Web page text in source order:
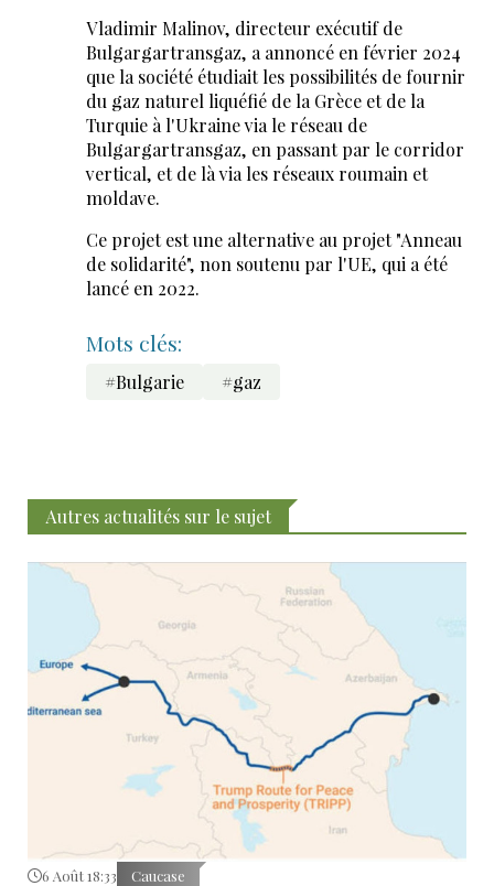
Vladimir Malinov, directeur exécutif de
Bulgargartransgaz, a annoncé en février 2024
que la société étudiait les possibilités de fournir
du gaz naturel liquéfié de la Grèce et de la
Turquie à l'Ukraine via le réseau de
Bulgargartransgaz, en passant par le corridor
vertical, et de là via les réseaux roumain et
moldave.
Ce projet est une alternative au projet "Anneau
de solidarité", non soutenu par l'UE, qui a été
lancé en 2022.
Mots clés:
#Bulgarie #gaz
Autres actualités sur le sujet
6 Août 18:33 Caucase